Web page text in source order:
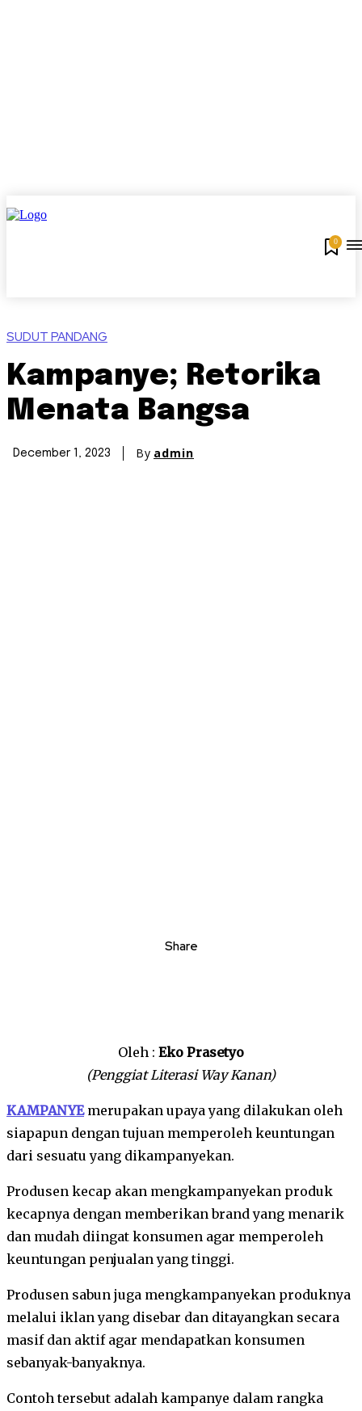
0
SUDUT PANDANG
Kampanye; Retorika
Menata Bangsa
December 1, 2023 By admin
Share
Oleh : Eko Prasetyo
(Penggiat Literasi Way Kanan)
KAMPANYEmerupakan upaya yang dilakukan oleh
siapapun dengan tujuan memperoleh keuntungan
dari sesuatu yang dikampanyekan.
Produsen kecap akan mengkampanyekan produk
kecapnya dengan memberikan brand yang menarik
dan mudah diingat konsumen agar memperoleh
keuntungan penjualan yang tinggi.
Produsen sabun juga mengkampanyekan produknya
melalui iklan yang disebar dan ditayangkan secara
masif dan aktif agar mendapatkan konsumen
sebanyak-banyaknya.
Contoh tersebut adalah kampanye dalam rangka